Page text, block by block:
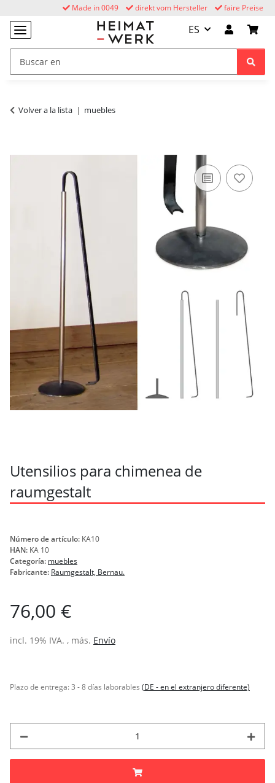
faire Preise
direkt vom Hersteller
Made in 0049
ES
Volver a la lista muebles
Utensilios para chimenea de
raumgestalt
Número de artículo: KA10
HAN: KA 10
Categoría: muebles
Fabricante: Raumgestalt, Bernau.
76,00 €
incl. 19% IVA. , más. Envío
Plazo de entrega:3 - 8 días laborables (DE - en el extranjero diferente)